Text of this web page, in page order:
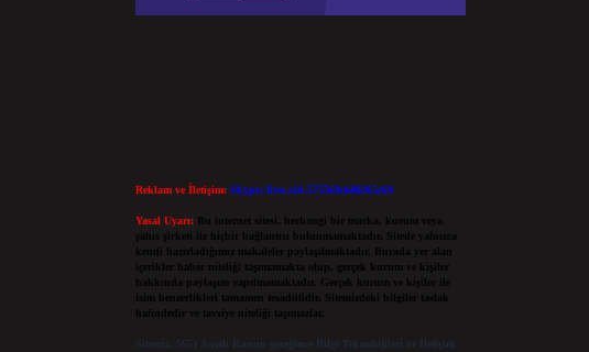
Reklam ve İletişim: Skype: live:.cid.575569c608265c69
Yasal Uyarı:
Bu internet sitesi, herhangi bir marka, kurum veya
şahıs şirketi ile hiçbir bağlantısı bulunmamaktadır. Sitede yalnızca
kendi hazırladığımız makaleler paylaşılmaktadır. Burada yer alan
içerikler haber niteliği taşımamakta olup, gerçek kurum ve kişiler
hakkında paylaşım yapılmamaktadır. Gerçek kurum ve kişiler ile
isim benzerlikleri tamamen tesadüfidir. Sitemizdeki bilgiler taslak
halindedir ve tavsiye niteliği taşımazlar.
Sitemiz, 5651 Sayılı Kanun gereğince Bilgi Teknolojileri ve İletişim